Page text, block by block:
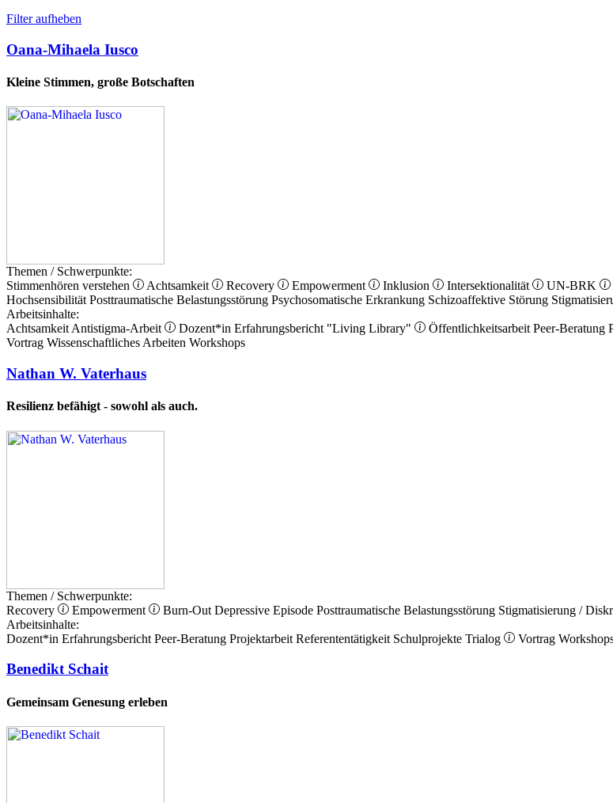
Filter aufheben
Oana-Mihaela Iusco
Kleine Stimmen, große Botschaften
Themen / Schwerpunkte:
Stimmenhören verstehen
Achtsamkeit Recovery Empowerment Inklusion Intersektionalität UN-BRK
Hochsensibilität Posttraumatische Belastungsstörung Psychosomatische Erkrankung Schizoaffektive Störung
Arbeitsinhalte:
Achtsamkeit Antistigma-Arbeit Dozent*in Erfahrungsbericht "Living Library" Öffentlichkeitsarbeit Peer-Beratung
Vortrag Wissenschaftliches Arbeiten Workshops
Nathan W. Vaterhaus
Resilienz befähigt - sowohl als auch.
Themen / Schwerpunkte:
Recovery
Empowerment Burn-Out Depressive Episode Posttraumatische Belastungsstörung Stigmatisierung /
Arbeitsinhalte:
Dozent*in Erfahrungsbericht Peer-Beratung Projektarbeit Referententätigkeit Schulprojekte Trialog Vortrag
Benedikt Schait
Gemeinsam Genesung erleben